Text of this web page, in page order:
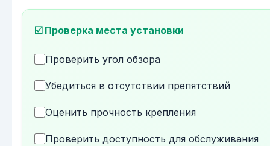
☑️ Проверка места установки
Проверить угол обзора
Убедиться в отсутствии препятствий
Оценить прочность крепления
Проверить доступность для обслуживания